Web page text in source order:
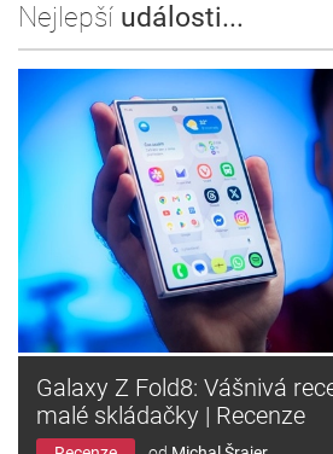
Nejlepší události...
Galaxy Z Fold8: Vášnivá
malé skládačky | Recenze